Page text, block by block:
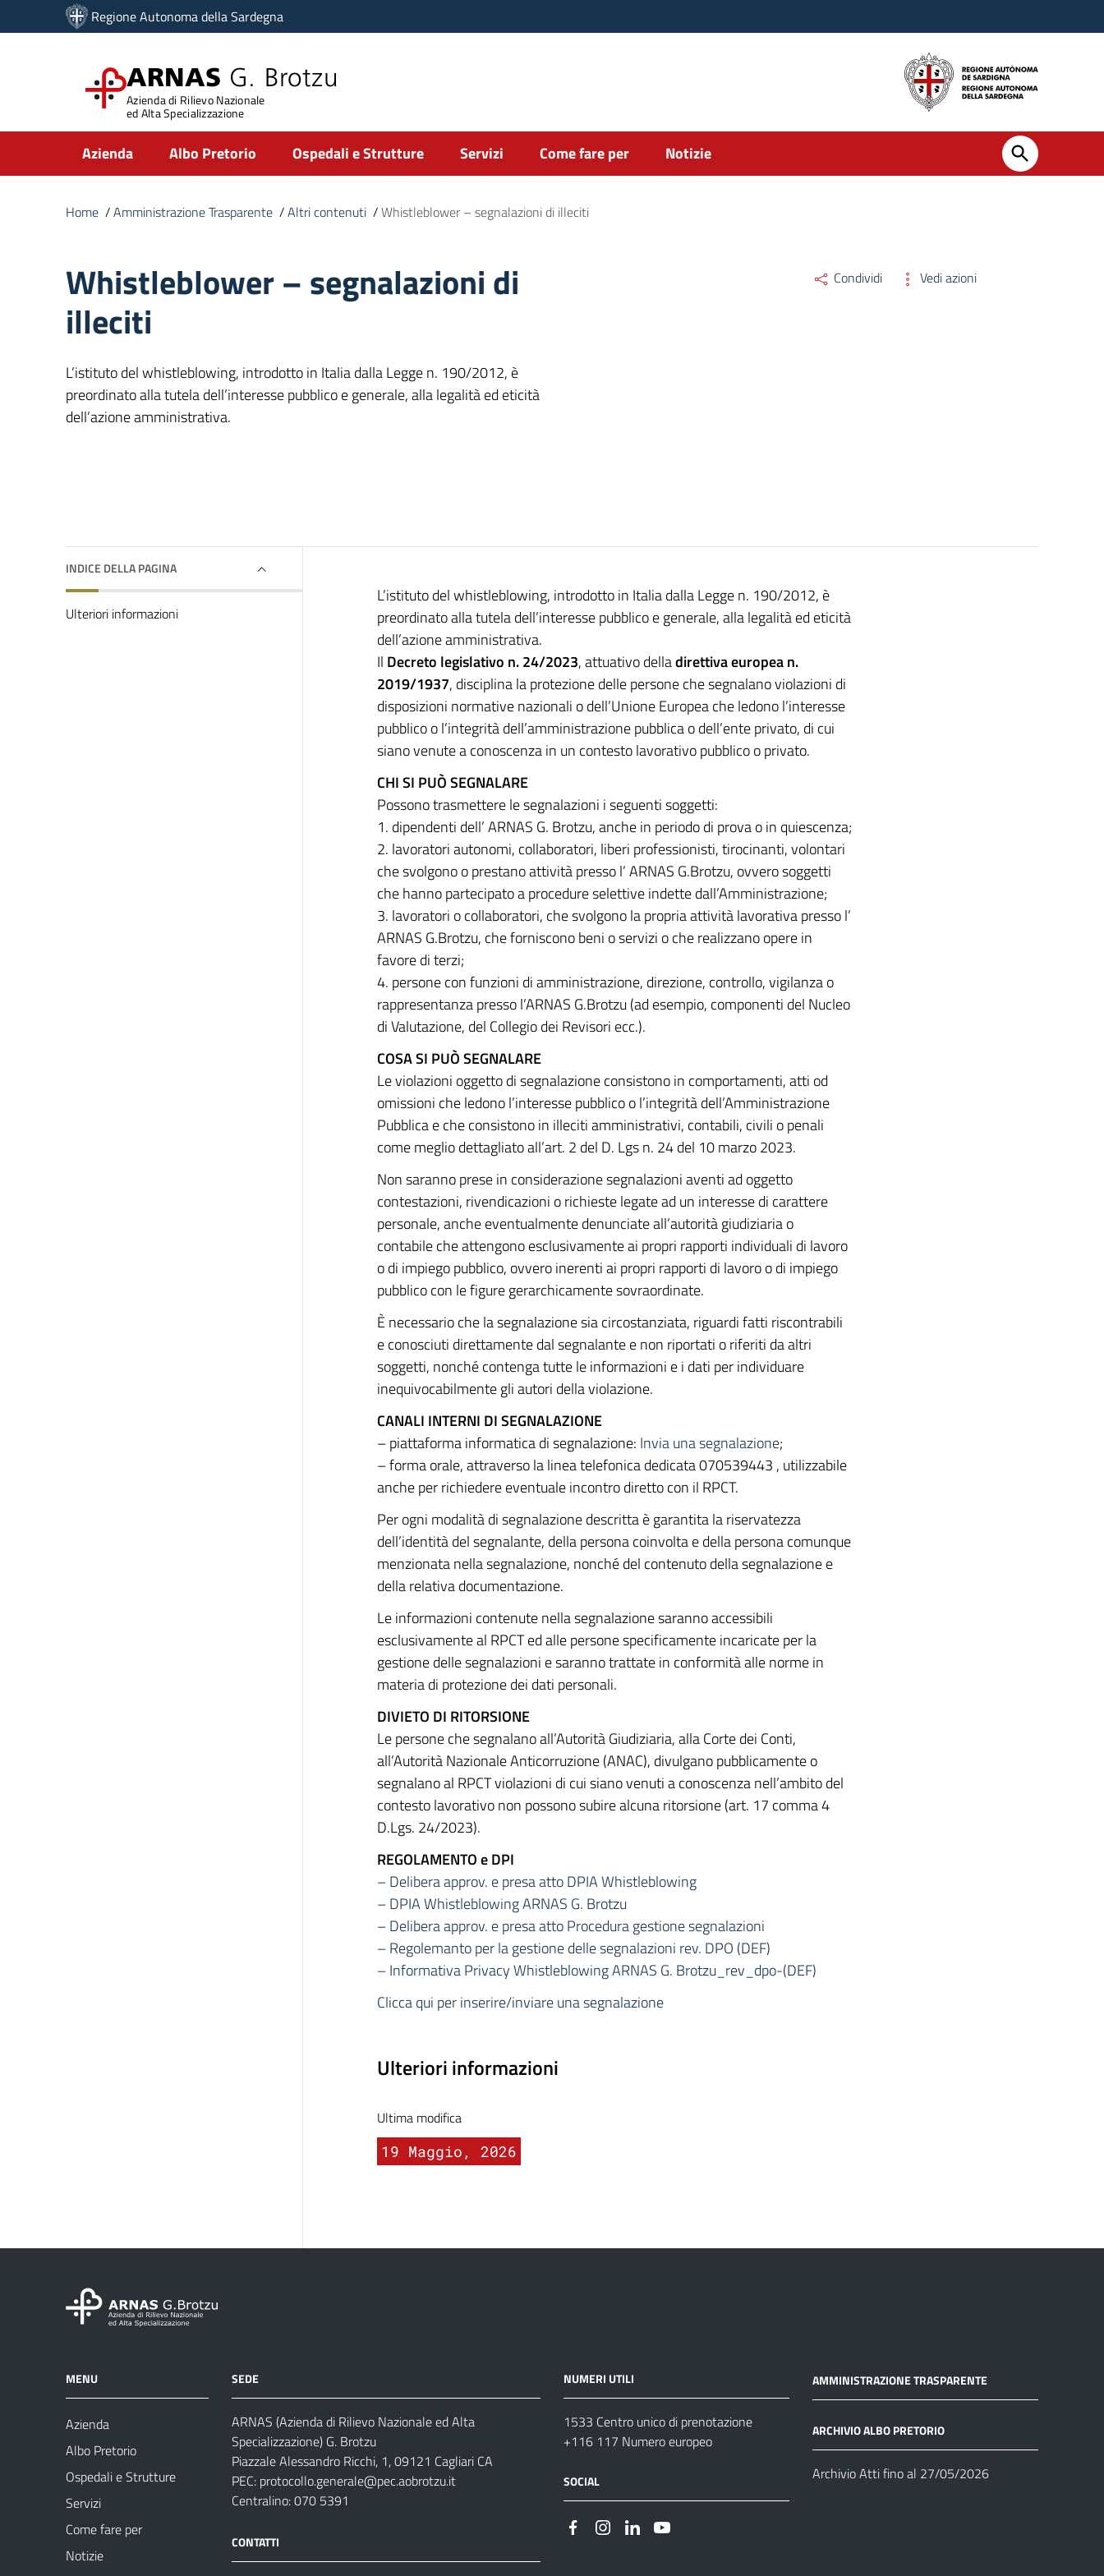
Vai ai contenuti
Vai al menu di navigazione
Regione Autonoma della Sardegna
ARNAS G. Brotzu
Azienda di Rilievo Nazionale
ed Alta Specializzazione
Submenu
Azienda Albo Pretorio Ospedali e Strutture Servizi Come fare per Notizie
Home /Amministrazione Trasparente /Altri contenuti /Whistleblower – segnalazioni di illeciti
Whistleblower – segnalazioni di
illeciti
L’istituto del whistleblowing, introdotto in Italia dalla Legge n. 190/2012, è
preordinato alla tutela dell’interesse pubblico e generale, alla legalità ed eticità
dell’azione amministrativa.
Condividi Vedi azioni
INDICE DELLA PAGINA
Ulteriori informazioni
L’istituto del whistleblowing, introdotto in Italia dalla Legge n. 190/2012, è
preordinato alla tutela dell’interesse pubblico e generale, alla legalità ed eticità
dell’azione amministrativa.
Il Decreto legislativo n. 24/2023, attuativo delladirettiva europea n.
2019/1937, disciplina la protezione delle persone che segnalano violazioni di
disposizioni normative nazionali o dell’Unione Europea che ledono l’interesse
pubblico o l’integrità dell’amministrazione pubblica o dell’ente privato, di cui
siano venute a conoscenza in un contesto lavorativo pubblico o privato.
CHI SI PUÒ SEGNALARE
Possono trasmettere le segnalazioni i seguenti soggetti:
1. dipendenti dell’ ARNAS G. Brotzu, anche in periodo di prova o in quiescenza;
2. lavoratori autonomi, collaboratori, liberi professionisti, tirocinanti, volontari
che svolgono o prestano attività presso l’ ARNAS G.Brotzu, ovvero soggetti
che hanno partecipato a procedure selettive indette dall’Amministrazione;
3. lavoratori o collaboratori, che svolgono la propria attività lavorativa presso l’
ARNAS G.Brotzu, che forniscono beni o servizi o che realizzano opere in
favore di terzi;
4. persone con funzioni di amministrazione, direzione, controllo, vigilanza o
rappresentanza presso l’ARNAS G.Brotzu (ad esempio, componenti del Nucleo
di Valutazione, del Collegio dei Revisori ecc.).
COSA SI PUÒ SEGNALARE
Le violazioni oggetto di segnalazione consistono in comportamenti, atti od
omissioni che ledono l’interesse pubblico o l’integrità dell’Amministrazione
Pubblica e che consistono in illeciti amministrativi, contabili, civili o penali
come meglio dettagliato all’art. 2 del D. Lgs n. 24 del 10 marzo 2023.
Non saranno prese in considerazione segnalazioni aventi ad oggetto
contestazioni, rivendicazioni o richieste legate ad un interesse di carattere
personale, anche eventualmente denunciate all’autorità giudiziaria o
contabile che attengono esclusivamente ai propri rapporti individuali di lavoro
o di impiego pubblico, ovvero inerenti ai propri rapporti di lavoro o di impiego
pubblico con le figure gerarchicamente sovraordinate.
È necessario che la segnalazione sia circostanziata, riguardi fatti riscontrabili
e conosciuti direttamente dal segnalante e non riportati o riferiti da altri
soggetti, nonché contenga tutte le informazioni e i dati per individuare
inequivocabilmente gli autori della violazione.
CANALI INTERNI DI SEGNALAZIONE
– piattaforma informatica di segnalazione: Invia una segnalazione;
– forma orale, attraverso la linea telefonica dedicata 070539443 , utilizzabile
anche per richiedere eventuale incontro diretto con il RPCT.
Per ogni modalità di segnalazione descritta è garantita la riservatezza
dell’identità del segnalante, della persona coinvolta e della persona comunque
menzionata nella segnalazione, nonché del contenuto della segnalazione e
della relativa documentazione.
Le informazioni contenute nella segnalazione saranno accessibili
esclusivamente al RPCT ed alle persone specificamente incaricate per la
gestione delle segnalazioni e saranno trattate in conformità alle norme in
materia di protezione dei dati personali.
DIVIETO DI RITORSIONE
Le persone che segnalano all’Autorità Giudiziaria, alla Corte dei Conti,
all’Autorità Nazionale Anticorruzione (ANAC), divulgano pubblicamente o
segnalano al RPCT violazioni di cui siano venuti a conoscenza nell’ambito del
contesto lavorativo non possono subire alcuna ritorsione (art. 17 comma 4
D.Lgs. 24/2023).
REGOLAMENTO e DPI
– Delibera approv. e presa atto DPIA Whistleblowing
– DPIA Whistleblowing ARNAS G. Brotzu
– Delibera approv. e presa atto Procedura gestione segnalazioni
– Regolemanto per la gestione delle segnalazioni rev. DPO (DEF)
– Informativa Privacy Whistleblowing ARNAS G. Brotzu_rev_dpo-(DEF)
Clicca qui per inserire/inviare una segnalazione
Ulteriori informazioni
Ultima modifica
19 Maggio, 2026
MENU
Azienda
Albo Pretorio
Ospedali e Strutture
Servizi
Come fare per
Notizie
SEDE
ARNAS (Azienda di Rilievo Nazionale ed Alta
Specializzazione) G. Brotzu
Piazzale Alessandro Ricchi, 1, 09121 Cagliari CA
PEC: protocollo.generale@pec.aobrotzu.it
Centralino: 070 5391
CONTATTI
NUMERI UTILI
1533 Centro unico di prenotazione
+116 117 Numero europeo
SOCIAL
AMMINISTRAZIONE TRASPARENTE
ARCHIVIO ALBO PRETORIO
Archivio Atti fino al 27/05/2026